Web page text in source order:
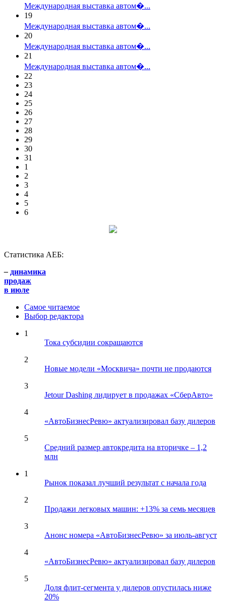
Международная выставка автом�...
19
Международная выставка автом�...
20
Международная выставка автом�...
21
Международная выставка автом�...
22
23
24
25
26
27
28
29
30
31
1
2
3
4
5
6
Статистика АЕБ:
– динамика
продаж
в июле
Самое читаемое
Выбор редактора
1
Тока субсидии сокращаются
2
Новые модели «Москвича» почти не продаются
3
Jetour Dashing лидирует в продажах «СберАвто»
4
«АвтоБизнесРевю» актуализировал базу дилеров
5
Средний размер автокредита на вторичке – 1,2
млн
1
Рынок показал лучший результат с начала года
2
Продажи легковых машин: +13% за семь месяцев
3
Анонс номера «АвтоБизнесРевю» за июль-август
4
«АвтоБизнесРевю» актуализировал базу дилеров
5
Доля флит-сегмента у дилеров опустилась ниже
20%